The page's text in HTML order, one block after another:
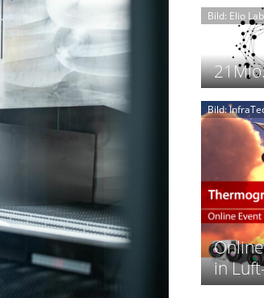
h
t
2
0
2
t
s
i
c
h
a
n
S
e
e
a
c
t
S
e
r
t
P
r
ä
s
e
n
z
i
E
M
E
A
R
e
g
o
m
e
p
a
g
e
‚
H
y
p
e
r
s
p
e
c
t
r
Bild: Elio
Bild:
in